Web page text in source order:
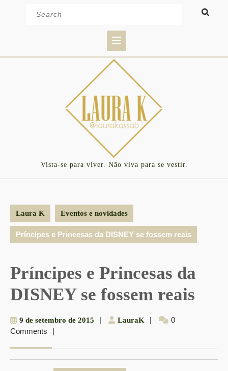
Button
Vista-se para viver. Não viva para se vestir.
Laura K Eventos e novidades
Príncipes e Princesas da DISNEY se fossem reais
Príncipes e Princesas da
DISNEY se fossem reais
9 de setembro de 2015 | LauraK LauraK
|
0
Comments
|